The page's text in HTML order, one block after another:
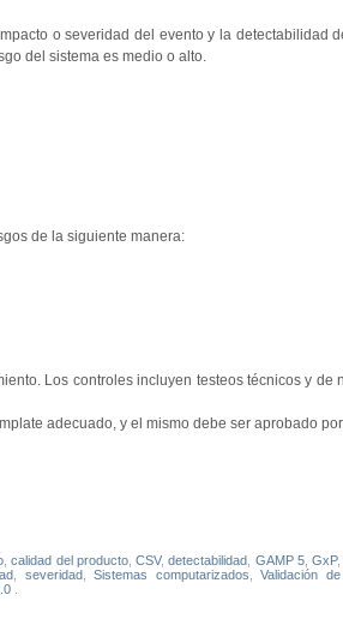
o severidad del evento y la detectabilidad
del sistema es medio o alto.
de la siguiente manera:
Los controles incluyen testeos técnicos y de
adecuado, y el mismo debe ser aprobado
,calidad del producto,CSV,detectabilidad GAMP 5, GxP
severidad,Sistemas computarizados ,Validación
.